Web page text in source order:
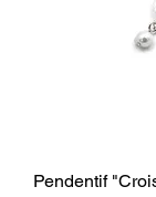
Pendentif